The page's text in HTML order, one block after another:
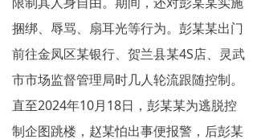
专家论点
揭秘传销
直销与传销详解
捆绑、辱骂、扇耳光等行为。彭某某出门
前往金凤区某银行、贺兰县某4S店、灵武
市市场监督管理局时几人轮流跟随控制。
直至2024年10月18日，彭某某为逃脱控
制企图跳楼，赵某怕出事便报警，后彭某